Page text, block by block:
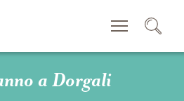
a Dorgali
CERCA